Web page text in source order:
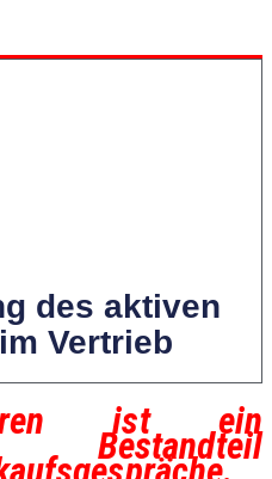
des aktiven
Vertrieb
ist ein
Bestandteil